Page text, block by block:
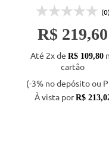
mecânica dos
(0)
R$ 219,60
Até 2x de R$ 109,80
cartão
(-3% no depósito ou
À vista porR$